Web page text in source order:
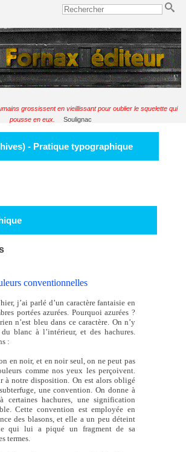
grossissent en vieillissant pour oublier le squelette qui
pousse en eux.
Soulignac
- Pratique typographique
conventionnelles
j’ai parlé d’un caractère fantaisie en
portées azurées. Pourquoi azurées ?
n’est bleu dans ce caractère. On n’y
blanc à l’intérieur, et des hachures.
:
en noir, et en noir seul, on ne peut pas
comme nos yeux les perçoivent.
à notre disposition. On est alors obligé
une convention. On donne à
certaines hachures, une signification
Cette convention est employée en
des blasons, et elle a un peu déteint
qui lui a piqué un fragment de sa
termes.